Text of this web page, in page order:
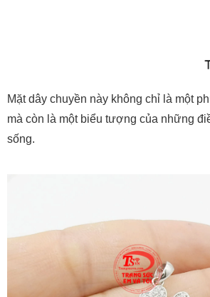
Mặt dây chuyền này không chỉ là một
mà còn là một biểu tượng của những
sống.